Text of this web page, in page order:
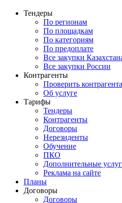
Тендеры
По регионам
По площадкам
По категориям
По предоплате
Все закупки
Все закупки России
Контрагенты
Проверить контрагента
Об услуге
Тарифы
Тендеры
Контрагенты
Договоры
Нерезиденты
Обучение
ПКО
Дополнительные
Реклама на сайте
Планы
Договоры
Договоры